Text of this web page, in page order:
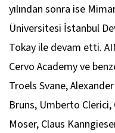
yılından sonra ise
Üniversitesi İstanbul
Tokay ile devam etti.
Cervo Academy ve
Troels Svane,
Bruns, Umberto
Moser, Claus